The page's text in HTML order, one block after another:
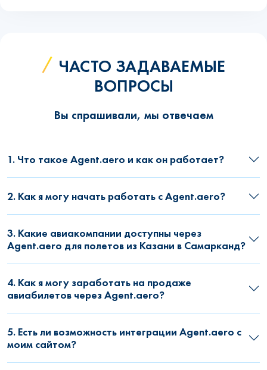
ЧАСТО ЗАДАВАЕМЫЕ
ВОПРОСЫ
Вы спрашивали, мы отвечаем
1. Что такое Agent.aero и как он работает?
2. Как я могу начать работать с Agent.aero?
3. Какие авиакомпании доступны через
Agent.aero для полетов из Казани в Самарканд?
4. Как я могу заработать на продаже
авиабилетов через Agent.aero?
5. Есть ли возможность интеграции Agent.aero с
моим сайтом?